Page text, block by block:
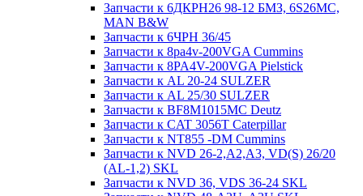
Запчасти к 6ДКРН26 98-12 БМЗ, 6S26MC,
MAN B&W
Запчасти к 6ЧРН 36/45
Запчасти к 8pa4v-200VGA Cummins
Запчасти к 8PA4V-200VGA Pielstick
Запчасти к AL 20-24 SULZER
Запчасти к AL 25/30 SULZER
Запчасти к BF8M1015MC Deutz
Запчасти к CAT 3056T Caterpillar
Запчасти к NT855 -DM Cummins
Запчасти к NVD 26-2,A2,A3, VD(S) 26/20
(AL-1,2) SKL
Запчасти к NVD 36, VDS 36-24 SKL